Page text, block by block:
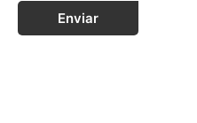
Enviar